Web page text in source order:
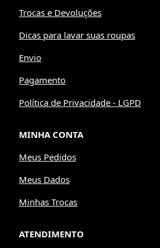
Trocas e Devoluções
Dicas para lavar suas roupas
Envio
Pagamento
Política de Privacidade - LGPD
MINHA CONTA
Meus Pedidos
Meus Dados
Minhas Trocas
ATENDIMENTO